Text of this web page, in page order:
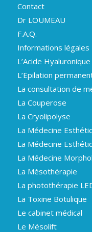
Contact
Dr LOUMEAU
F.A.Q.
Informations légales
L’Acide Hyaluronique
L’Epilation
La consultation de
La Couperose
La Cryolipolyse
La Médecine
La Médecine
La Médecine
La Mésothérapie
La photothérapie
La Toxine Botulique
Le cabinet médical
Le Mésolift